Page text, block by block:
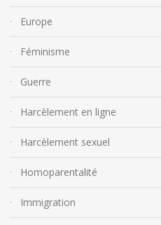
Europe
Féminisme
Guerre
Harcèlement en ligne
Harcèlement sexuel
Homoparentalité
Immigration